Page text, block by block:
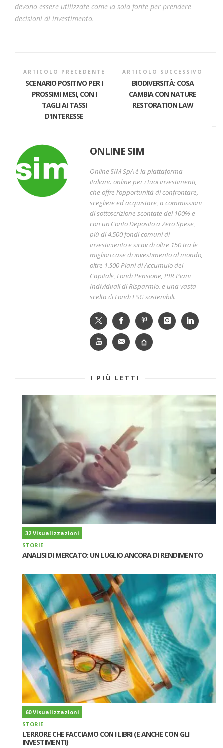
devono essere utilizzate come la sola fonte per prendere
decisioni di investimento.
ARTICOLO PRECEDENTE
SCENARIO POSITIVO PER I
PROSSIMI MESI, CON I
TAGLI AI TASSI
D'INTERESSE
ARTICOLO SUCCESSIVO
BIODIVERSITÀ: COSA
CAMBIA CON NATURE
RESTORATION LAW
ONLINE SIM
Online SIM SpA è la piattaforma
italiana online per i tuoi investimenti,
che offre l’opportunità di confrontare,
scegliere ed acquistare, a commissioni
di sottoscrizione scontate del 100% e
con un Conto Deposito a Zero Spese,
più di 4.500 fondi comuni di
investimento e sicav di oltre 150 tra le
migliori case di investimento al mondo,
oltre 1.500 Piani di Accumulo del
Capitale, Fondi Pensione, PIR Piani
Individuali di Risparmio. e una vasta
scelta di Fondi ESG sostenibili.
I PIÙ LETTI
32 Visualizzazioni
STORIE
ANALISI DI MERCATO: UN LUGLIO ANCORA DI RENDIMENTO
60 Visualizzazioni
STORIE
L’ERRORE CHE FACCIAMO CON I LIBRI (E ANCHE CON GLI
INVESTIMENTI)